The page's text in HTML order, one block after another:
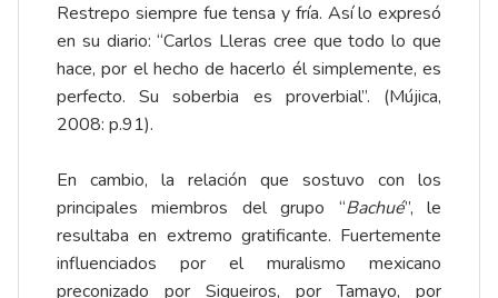
Restrepo siempre fue tensa y fría. Así lo expresó
en su diario: “Carlos Lleras cree que todo lo que
hace, por el hecho de hacerlo él simplemente, es
perfecto. Su soberbia es proverbial”. (Mújica,
2008: p.91).
En cambio, la relación que sostuvo con los
principales miembros del grupo “Bachué”, le
resultaba en extremo gratificante. Fuertemente
influenciados por el muralismo mexicano
preconizado por Siqueiros, por Tamayo, por